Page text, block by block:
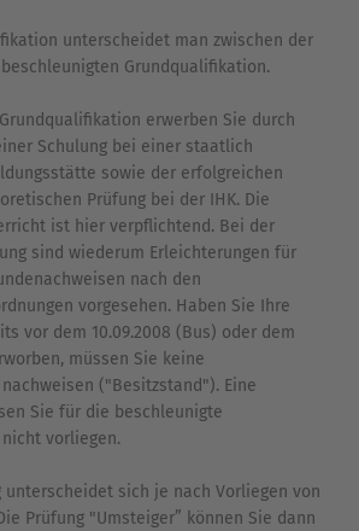
unterscheidet man zwischen der
Grundqualifikation.
erwerben Sie durch
Schulung bei einer staatlich
sowie der erfolgreichen
Prüfung bei der IHK. Die
ist hier verpflichtend. Bei der
sind wiederum Erleichterungen für
nach den
vorgesehen. Haben Sie Ihre
vor dem 10.09.2008 (Bus) oder dem
müssen Sie keine
("Besitzstand"). Eine
Sie für die beschleunigte
vorliegen.
unterscheidet sich je nach Vorliegen von
Prüfung "Umsteiger” können Sie dann